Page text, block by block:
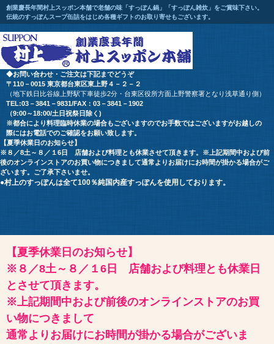
創業慶長年間村上スッポン本舗で老舗の味「すっぽん鍋」「すっぽん雑炊」をご賞味下さい。
伝統のすっぽんスープ缶詰をはじめ各種ギフトのお取り寄せもございます。
◆お問い合わせ・ご注文は下記までどうぞ
〒110－0015 東京都台東区東上野４－２－２
（地下鉄日比谷線上野駅下車徒歩2分・台東区役所方面上野警察署となり浅草通り側）
TEL:03－3841－9831/FAX：03－3841－1902
（9:00～18:00/土日祝祭日除く)
※都合により料理臨時休業の場合もございますのでお手数ではございますがお越しの
際にはお電話でのご確認をお願い致します。
【夏季休業日のお知らせ】
※８／8土～８／１6日 店舗および料理とも休業させて頂きます。※上記期間中および前
後のオンラインストアのお買い物につきまして通常よりお届けにお時間が掛かる場合がご
ざいます。ご了承下さいませ。
●村上のすっぽんは全て100％純国内産すっぽんを使用しております。
【夏季休業日のお知らせ】
※８／8土～８／１6日 店舗および料理とも休業日
とさせて頂きます。
※上記期間中および前後のオンラインストアのお買
い物につきまして
通常よりお届けにお時間が掛かる場合がございま